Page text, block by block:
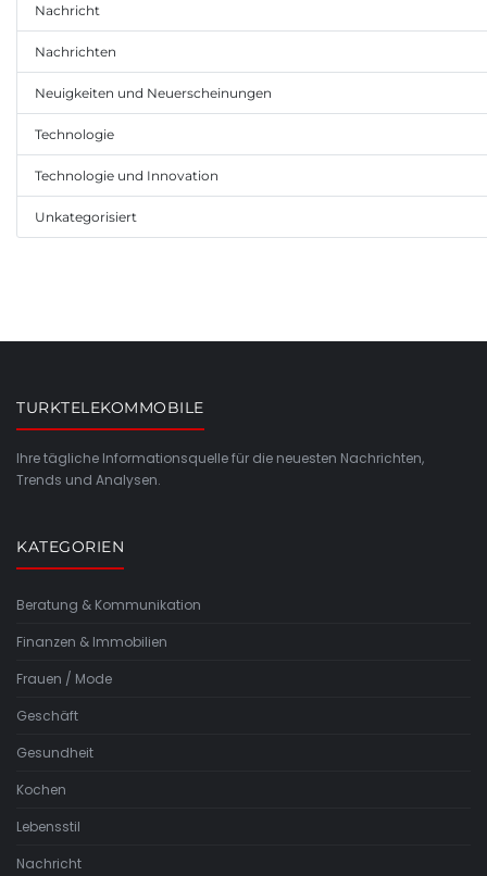
Nachricht
Nachrichten
Neuigkeiten und Neuerscheinungen
Technologie
Technologie und Innovation
Unkategorisiert
TURKTELEKOMMOBILE
Ihre tägliche Informationsquelle für die neuesten Nachrichten,
Trends und Analysen.
KATEGORIEN
Beratung & Kommunikation
Finanzen & Immobilien
Frauen / Mode
Geschäft
Gesundheit
Kochen
Lebensstil
Nachricht